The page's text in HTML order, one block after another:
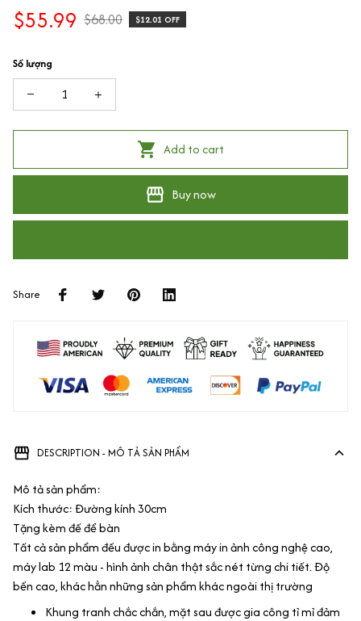
$55.99 $68.00 $12.01 OFF
Số lượng
Add to cart
Buy now
Share
DESCRIPTION - MÔ TẢ SẢN PHẨM
Mô tả sản phẩm:
Kích thước: Đường kính 30cm
Tặng kèm đế để bàn
Tất cả sản phẩm đều được in bằng máy in ảnh công nghệ cao,
máy lab 12 màu - hình ảnh chân thật sắc nét từng chi tiết. Độ
bền cao, khác hẳn những sản phẩm khác ngoài thị trường
Khung tranh chắc chắn, mặt sau được gia công tỉ mỉ đảm